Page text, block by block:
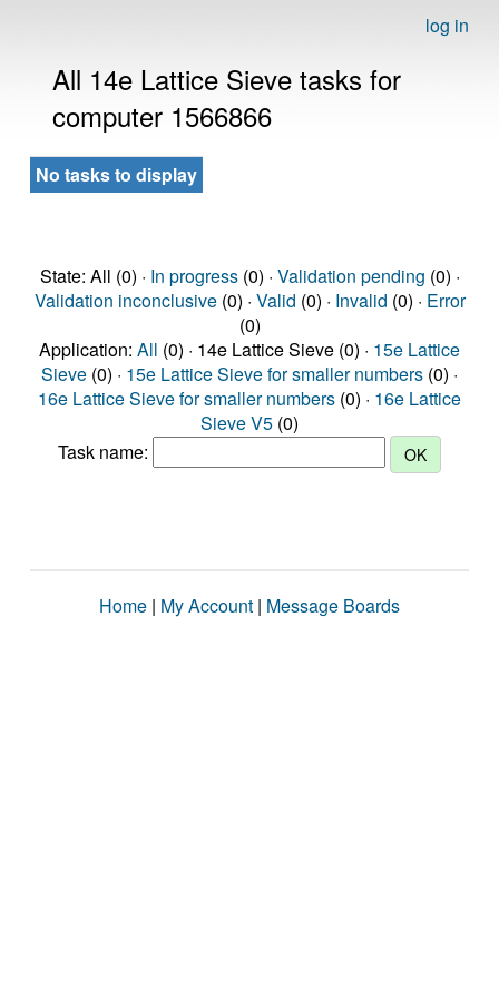
log in
All 14e Lattice Sieve tasks for
computer 1566866
No tasks to display
State: All (0) · In progress(0) · Validation pending (0) ·
Validation inconclusive(0) · Valid (0) · Invalid (0) · Error
(0)
Application: All (0) · 14e Lattice Sieve (0) · 15e Lattice
Sieve (0) · 15e Lattice Sieve for smaller numbers (0) ·
16e Lattice Sieve for smaller numbers (0) · 16e Lattice
Sieve V5 (0)
Task name:
Home | My Account | Message Boards